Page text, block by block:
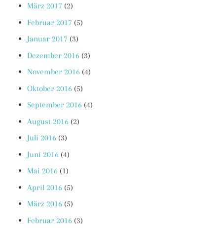
März 2017 (2)
Februar 2017 (5)
Januar 2017 (3)
Dezember 2016 (3)
November 2016 (4)
Oktober 2016 (5)
September 2016 (4)
August 2016 (2)
Juli 2016 (3)
Juni 2016 (4)
Mai 2016 (1)
April 2016 (5)
März 2016 (5)
Februar 2016 (3)